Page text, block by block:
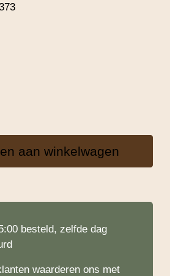
aan winkelwagen
besteld, zelfde dag
waarderen ons met